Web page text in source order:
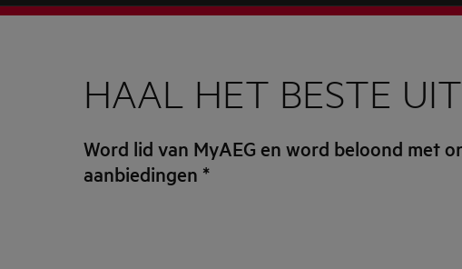
HAAL HET BESTE
Word lid van MyAEG en word beloond met
aanbiedingen *